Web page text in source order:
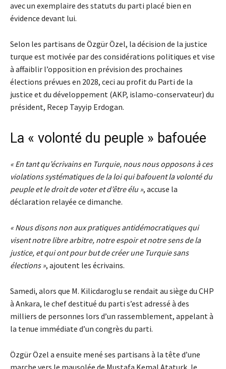
avec un exemplaire des statuts du parti placé bien en
évidence devant lui.
Selon les partisans de Özgür Özel, la décision de la justice
turque est motivée par des considérations politiques et vise
à affaiblir l’opposition en prévision des prochaines
élections prévues en 2028, ceci au profit du Parti de la
justice et du développement (AKP, islamo-conservateur) du
président, Recep Tayyip Erdogan.
La « volonté du peuple » bafouée
« En tant qu’écrivains en Turquie, nous nous opposons à ces
violations systématiques de la loi qui bafouent la volonté du
peuple et le droit de voter et d’être élu », accuse la
déclaration relayée ce dimanche.
« Nous disons non aux pratiques antidémocratiques qui
visent notre libre arbitre, notre espoir et notre sens de la
justice, et qui ont pour but de créer une Turquie sans
élections », ajoutent les écrivains.
Samedi, alors que M. Kilicdaroglu se rendait au siège du CHP
à Ankara, le chef destitué du parti s’est adressé à des
milliers de personnes lors d’un rassemblement, appelant à
la tenue immédiate d’un congrès du parti.
Özgür Özel a ensuite mené ses partisans à la tête d’une